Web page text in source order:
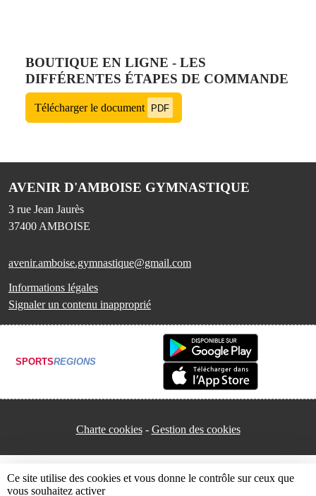
BOUTIQUE EN LIGNE - LES
DIFFÉRENTES ÉTAPES DE COMMANDE
Télécharger le document PDF
AVENIR D'AMBOISE GYMNASTIQUE
3 rue Jean Jaurès
37400 AMBOISE
avenir.amboise.gymnastique@gmail.com
Informations légales
Signaler un contenu inapproprié
SPORTSREGIONS
Charte cookies Gestion des cookies
Ce site utilise des cookies et vous donne le contrôle sur ceux que
vous souhaitez activer